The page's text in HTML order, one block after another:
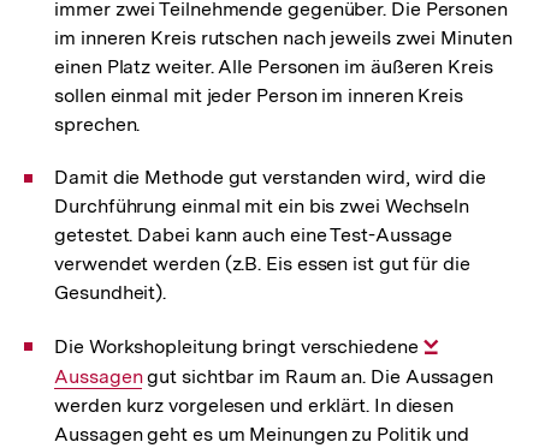
immer zwei Teilnehmende gegenüber. Die Personen
im inneren Kreis rutschen nach jeweils zwei Minuten
einen Platz weiter. Alle Personen im äußeren Kreis
sollen einmal mit jeder Person im inneren Kreis
sprechen.
Damit die Methode gut verstanden wird, wird die
Durchführung einmal mit ein bis zwei Wechseln
getestet. Dabei kann auch eine Test-Aussage
verwendet werden (z.B. Eis essen ist gut für die
Gesundheit).
Die Workshopleitung bringt verschiedene
Link:
Aussagengut sichtbar im Raum an. Die Aussagen
werden kurz vorgelesen und erklärt. In diesen
Aussagen geht es um Meinungen zu Politik und